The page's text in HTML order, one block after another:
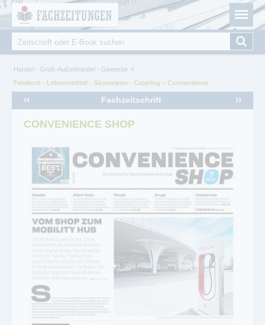
Fachzeitungen.de - Das unabhängige Portal für
Fachmagazine Fachpublikationen & eBooks
Suche
Sie sind hier
Handel - Groß-Außenhandel - Gewerbe
Feinkost - Lebensmittel - Süsswaren - Catering – Convenience
Fachzeitschrift
‹‹ ››
CONVENIENCE SHOP
Cookie-Einstellungen